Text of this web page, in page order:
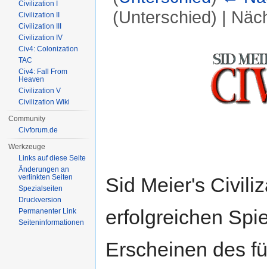
(Unterschied) |
Sid Meier's
erfolgreichen
Erscheinen des
Civilization I
Civilization II
Civilization III
Civilization IV
Civ4: Colonization
TAC
Civ4: Fall From
Heaven
Civilization V
Civilization Wiki
Community
Civforum.de
Werkzeuge
Links auf diese Seite
Änderungen an
verlinkten Seiten
Spezialseiten
Druckversion
Permanenter Link
Seiten­informationen